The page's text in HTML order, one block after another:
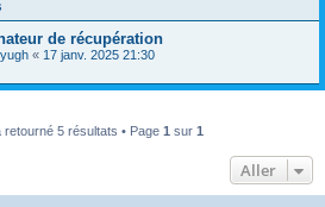
de récupération
« 17 janv. 2025 21:30
retourné 5 résultats • Page 1 sur 1
Aller